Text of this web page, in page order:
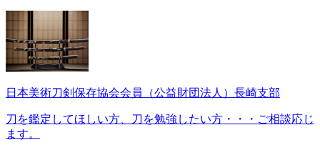
日本美術刀剣保存協会会員（公益財団法人）長崎支部
刀を鑑定してほしい方、刀を勉強したい方・・・ご相談応じ
ます。